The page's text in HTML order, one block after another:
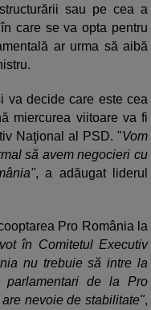
sau pe cea a
care se va opta pentru
ar urma să aibă
va decide care este cea
miercurea viitoare va fi
Naţional al PSD. "Vom
să avem negocieri cu
, a adăugat liderul
Pro România la
în Comitetul Executiv
nu trebuie să intre la
parlamentari de la Pro
nevoie de stabilitate",